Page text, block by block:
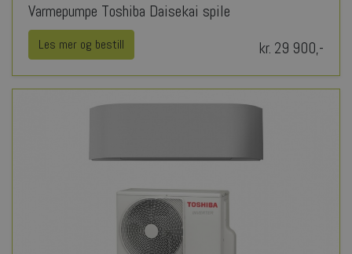
Varmepumpe Toshiba Daisekai spile
Les mer og bestill kr. 29 900,-